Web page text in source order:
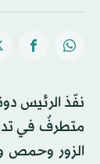
الزور وحمص